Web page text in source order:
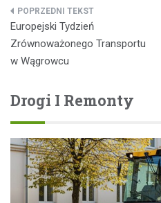
Nawigacja
wpisu
Europejski Tydzień
Zrównoważonego Transportu
w Wągrowcu
Drogi I Remonty